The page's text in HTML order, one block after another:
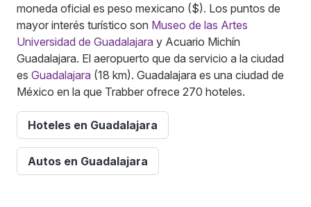
moneda oficial es peso mexicano ($). Los puntos de
mayor interés turístico son Museo de las Artes
Universidad de Guadalajara y Acuario Michín
Guadalajara. El aeropuerto que da servicio a la ciudad
es Guadalajara (18 km). Guadalajara es una ciudad de
México en la que Trabber ofrece 270 hoteles.
Hoteles en Guadalajara
Autos en Guadalajara